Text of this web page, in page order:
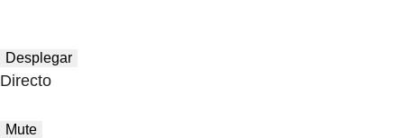
Desplegar
Directo
Mute